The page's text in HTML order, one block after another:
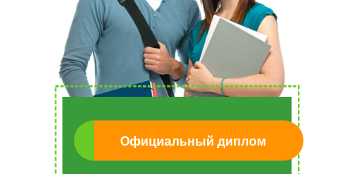
Официальный диплом